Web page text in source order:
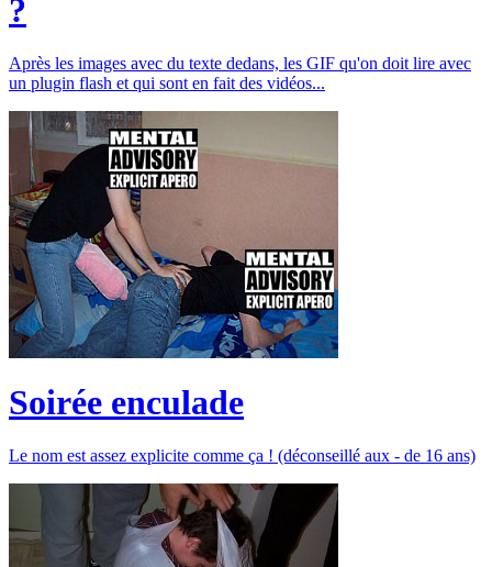
?
Après les images avec du texte dedans, les GIF qu'on doit lire avec
un plugin flash et qui sont en fait des vidéos...
Soirée enculade
Le nom est assez explicite comme ça ! (déconseillé aux - de 16 ans)